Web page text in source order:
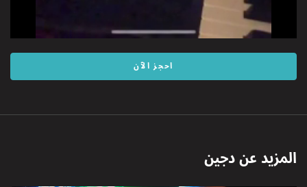
احجز الآن
المزيد عندجين